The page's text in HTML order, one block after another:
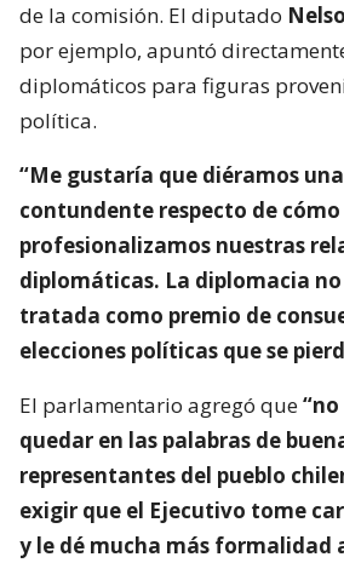
de la comisión. El diputado
por ejemplo, apuntó
diplomáticos para figuras
política.
“Me gustaría que diéramos
contundente respecto de cómo
profesionalizamos nuestras
diplomáticas. La diplomacia no
tratada como premio de
elecciones políticas que se
El parlamentario agregó que
quedar en las palabras de
representantes del pueblo
exigir que el Ejecutivo tome
y le dé mucha más formalidad